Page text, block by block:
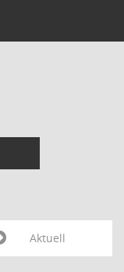
Aktuell